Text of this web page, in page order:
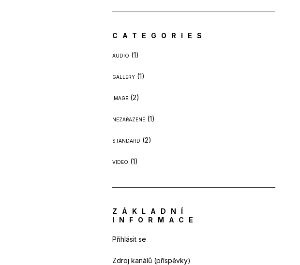
CATEGORIES
AUDIO (1)
GALLERY(1)
IMAGE(2)
NEZAŘAZENÉ(1)
STANDARD (2)
VIDEO (1)
ZÁKLADNÍ
INFORMACE
Přihlásit se
Zdroj kanálů (příspěvky)